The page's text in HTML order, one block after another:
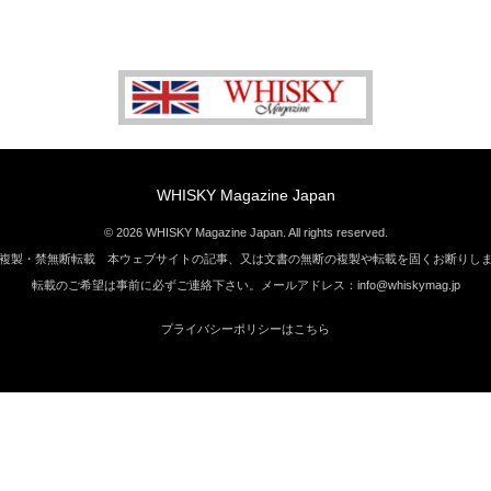
WHISKY Magazine Japan
© 2026 WHISKY Magazine Japan. All rights reserved.
製・禁無断転載 本ウェブサイトの記事、又は文書の無断の複製や転載を固くお断りし
転載のご希望は事前に必ずご連絡下さい。メールアドレス：info@whiskymag.jp
プライバシーポリシーはこちら